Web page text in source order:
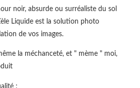
noir, absurde ou surréaliste du sol
Liquide est la solution photo
de vos images.
la méchanceté, et " mème " moi,
: